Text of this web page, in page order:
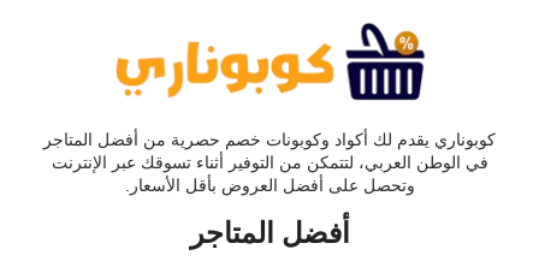
كوبوناري يقدم لك أكواد وكوبونات خصم حصرية من أفضل المتاجر
في الوطن العربي، لتتمكن من التوفير أثناء تسوقك عبر الإنترنت
وتحصل على أفضل العروض بأقل الأسعار.
أفضل المتاجر